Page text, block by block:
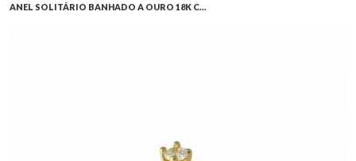
ANEL SOLITÁRIO BANHADO A OURO 18K C...